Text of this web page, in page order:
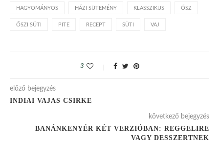
HAGYOMÁNYOS HÁZI SÜTEMÉNY KLASSZIKUS ŐSZ
ŐSZI SÜTI PITE RECEPT SÜTI VAJ
3
előző bejegyzés
INDIAI VAJAS CSIRKE
következő bejegyzés
BANÁNKENYÉR KÉT VERZIÓBAN: REGGELIRE
VAGY DESSZERTNEK